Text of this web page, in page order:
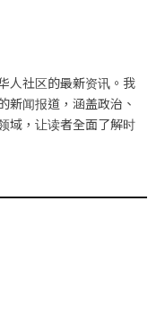
人社区的最新资讯。我
新闻报道，涵盖政治、
域，让读者全面了解时